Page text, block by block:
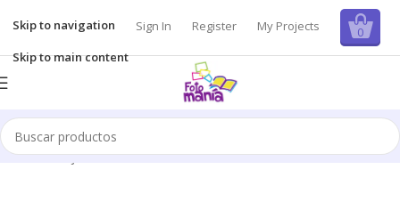
Sign In Register My Projects 0
Skip to navigation
Skip to main content
Inicio/Tarjetas